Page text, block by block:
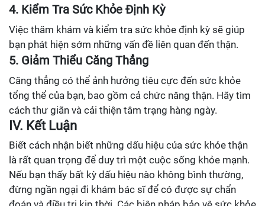
4. Kiểm Tra Sức Khỏe Định Kỳ
Việc thăm khám và kiểm tra sức khỏe định kỳ sẽ giúp
bạn phát hiện sớm những vấn đề liên quan đến thận.
5. Giảm Thiểu Căng Thẳng
Căng thẳng có thể ảnh hưởng tiêu cực đến sức khỏe
tổng thể của bạn, bao gồm cả chức năng thận. Hãy tìm
cách thư giãn và cải thiện tâm trạng hàng ngày.
IV. Kết Luận
Biết cách nhận biết những dấu hiệu của sức khỏe thận
là rất quan trọng để duy trì một cuộc sống khỏe mạnh.
Nếu bạn thấy bất kỳ dấu hiệu nào không bình thường,
đừng ngần ngại đi khám bác sĩ để có được sự chẩn